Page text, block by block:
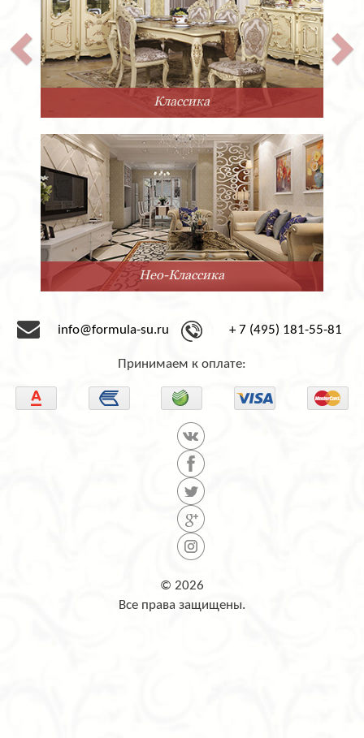
Классика
Нео-Классика
info@formula-su.ru + 7 (495) 181-55-81
Принимаем к оплате:
© 2026
Все права защищены.